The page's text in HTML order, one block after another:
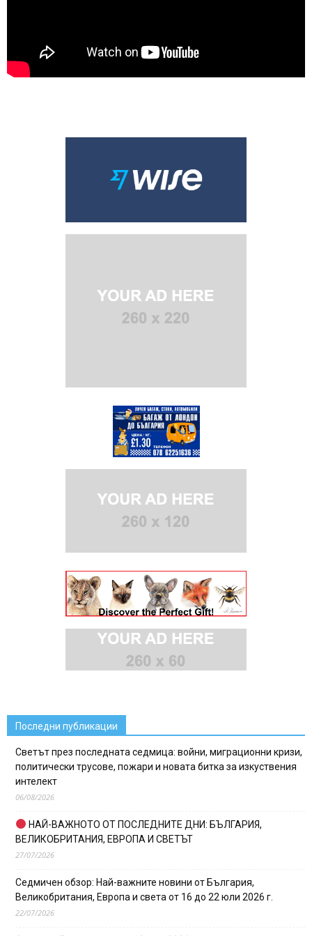
Последни публикации
Светът през последната седмица: войни, миграционни кризи,
политически трусове, пожари и новата битка за изкуствения
интелект
06/08/2026
НАЙ-ВАЖНОТО ОТ ПОСЛЕДНИТЕ ДНИ: БЪЛГАРИЯ,
ВЕЛИКОБРИТАНИЯ, ЕВРОПА И СВЕТЪТ
27/07/2026
Седмичен обзор: Най-важните новини от България,
Великобритания, Европа и света от 16 до 22 юли 2026 г.
22/07/2026